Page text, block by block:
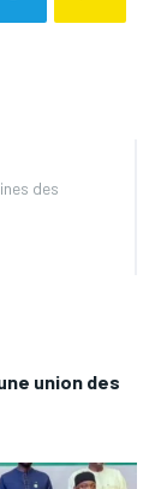
des
union des